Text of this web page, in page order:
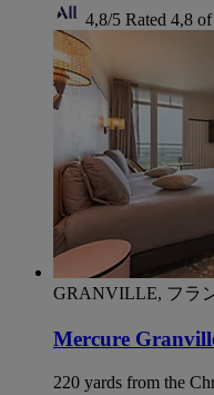
4,8/5 Rated 4,8
GRANVILLE, フラ
Mercure
220 yards from the